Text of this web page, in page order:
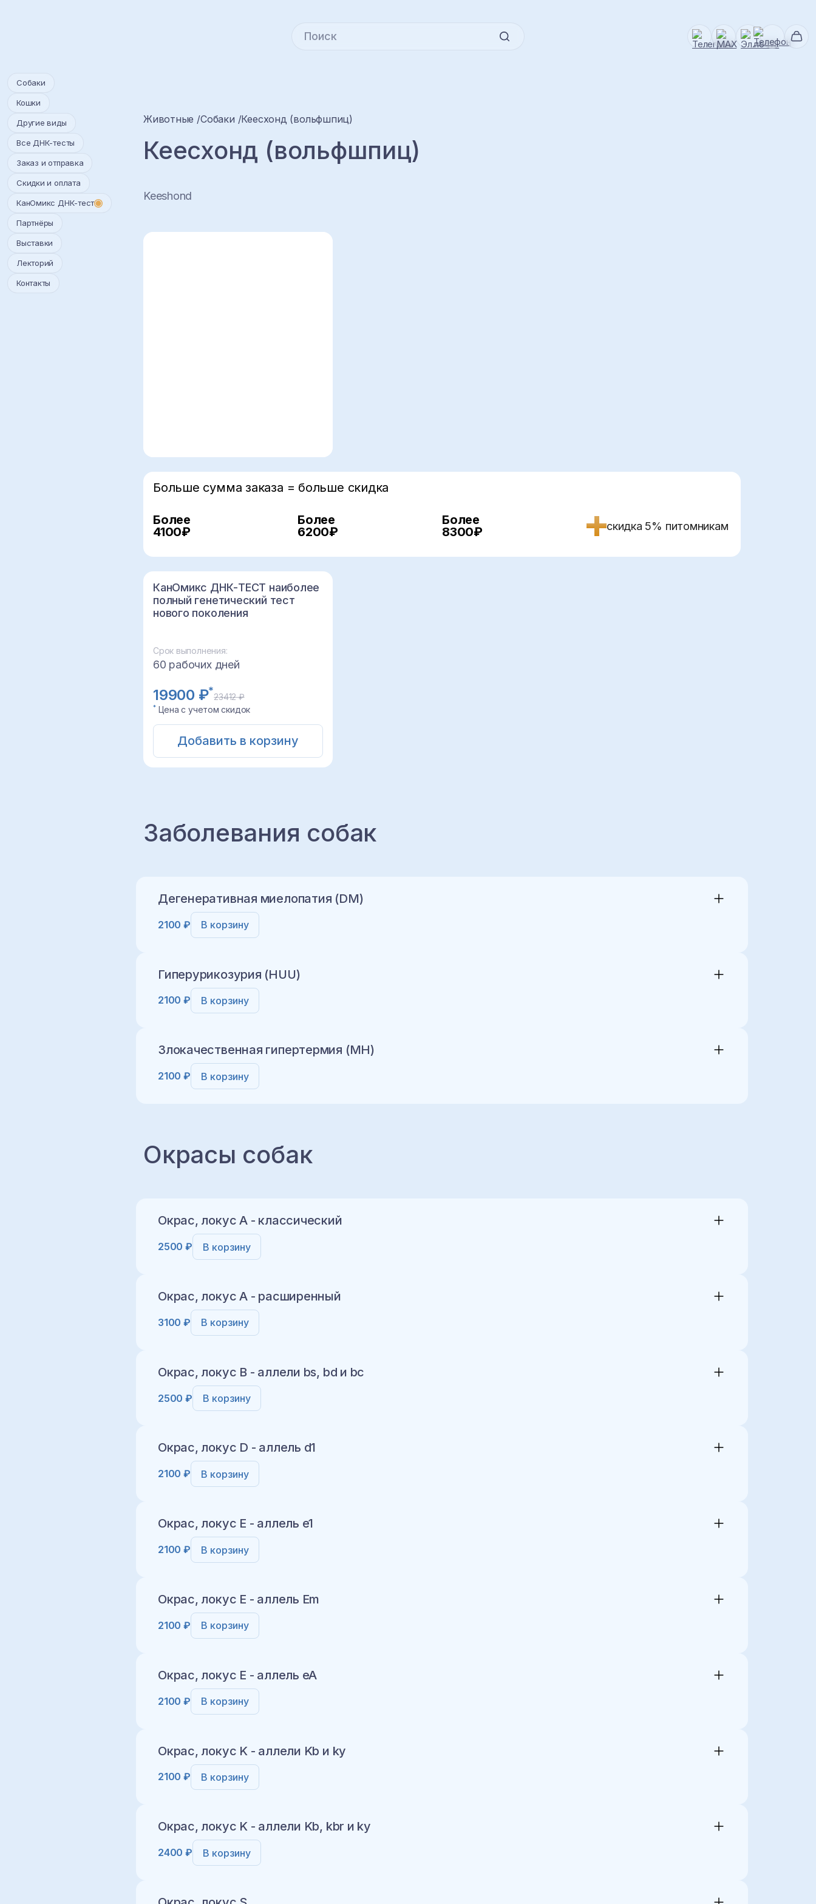
Собаки
Кошки
Другие виды
Все ДНК-тесты
Заказ и отправка
Скидки и оплата
КанОмикс ДНК-тест
Партнёры
Выставки
Лекторий
Контакты
Животные Собаки Кеесхонд (вольфшпиц)
Кеесхонд (вольфшпиц)
Keeshond
Больше сумма заказа = больше скидка
Более
4100₽
Более
6200₽
Более
8300₽
скидка 5% питомникам
КанОмикс ДНК-ТЕСТ наиболее
полный генетический тест
нового поколения
Срок выполнения:
60 рабочих дней
19900 ₽*23412 ₽
*Цена с учетом скидок
Добавить в корзину
Заболевания собак
Дегенеративная миелопатия (DM)
2100 ₽ В корзину
Гиперурикозурия (HUU)
2100 ₽ В корзину
Злокачественная гипертермия (MH)
2100 ₽ В корзину
Окрасы собак
Окрас, локус A - классический
2500 ₽ В корзину
Окрас, локус A - расширенный
3100 ₽ В корзину
Окрас, локус B - аллели bs, bd и bc
2500 ₽ В корзину
Окрас, локус D - аллель d1
2100 ₽ В корзину
Окрас, локус E - аллель e1
2100 ₽ В корзину
Окрас, локус E - аллель Em
2100 ₽ В корзину
Окрас, локус E - аллель eA
2100 ₽ В корзину
Окрас, локус K - аллели Kb и ky
2100 ₽ В корзину
Окрас, локус K - аллели Kb, kbr и ky
2400 ₽ В корзину